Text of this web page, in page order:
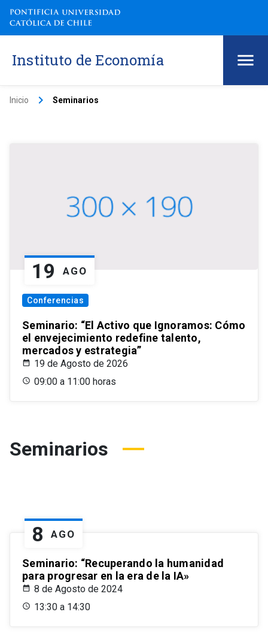
Instituto de Economía
Inicio keyboard_arrow_right Seminarios
19 AGO
Conferencias
Seminario: “El Activo que Ignoramos: Cómo
el envejecimiento redefine talento,
mercados y estrategia”
19 de Agosto de 2026
09:00 a 11:00 horas
Seminarios
8 AGO
Seminario: “Recuperando la humanidad
para progresar en la era de la IA»
8 de Agosto de 2024
13:30 a 14:30